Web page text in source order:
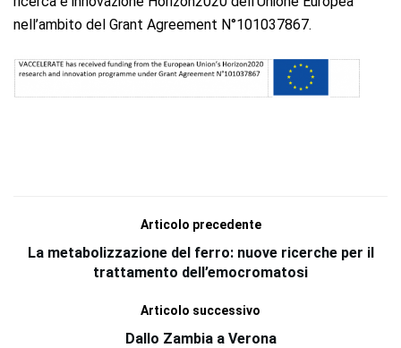
nell’ambito del Grant Agreement N°101037867.
Articolo precedente
La metabolizzazione del ferro: nuove ricerche per il
trattamento dell’emocromatosi
Articolo successivo
Dallo Zambia a Verona